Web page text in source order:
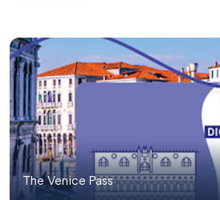
The Venice Pass